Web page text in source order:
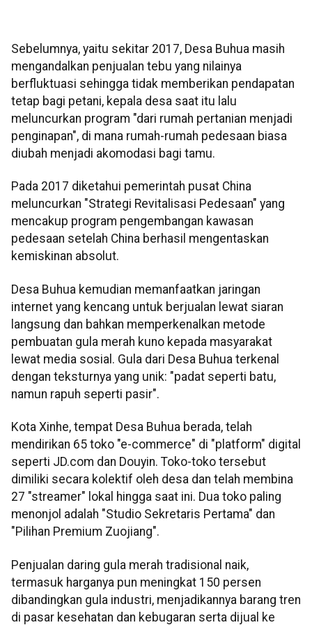
Sebelumnya, yaitu sekitar 2017, Desa Buhua masih
mengandalkan penjualan tebu yang nilainya
berfluktuasi sehingga tidak memberikan pendapatan
tetap bagi petani, kepala desa saat itu lalu
meluncurkan program "dari rumah pertanian menjadi
penginapan", di mana rumah-rumah pedesaan biasa
diubah menjadi akomodasi bagi tamu.
Pada 2017 diketahui pemerintah pusat China
meluncurkan "Strategi Revitalisasi Pedesaan" yang
mencakup program pengembangan kawasan
pedesaan setelah China berhasil mengentaskan
kemiskinan absolut.
Desa Buhua kemudian memanfaatkan jaringan
internet yang kencang untuk berjualan lewat siaran
langsung dan bahkan memperkenalkan metode
pembuatan gula merah kuno kepada masyarakat
lewat media sosial. Gula dari Desa Buhua terkenal
dengan teksturnya yang unik: "padat seperti batu,
namun rapuh seperti pasir".
Kota Xinhe, tempat Desa Buhua berada, telah
mendirikan 65 toko "e-commerce" di "platform" digital
seperti JD.com dan Douyin. Toko-toko tersebut
dimiliki secara kolektif oleh desa dan telah membina
27 "streamer" lokal hingga saat ini. Dua toko paling
menonjol adalah "Studio Sekretaris Pertama" dan
"Pilihan Premium Zuojiang".
Penjualan daring gula merah tradisional naik,
termasuk harganya pun meningkat 150 persen
dibandingkan gula industri, menjadikannya barang tren
di pasar kesehatan dan kebugaran serta dijual ke